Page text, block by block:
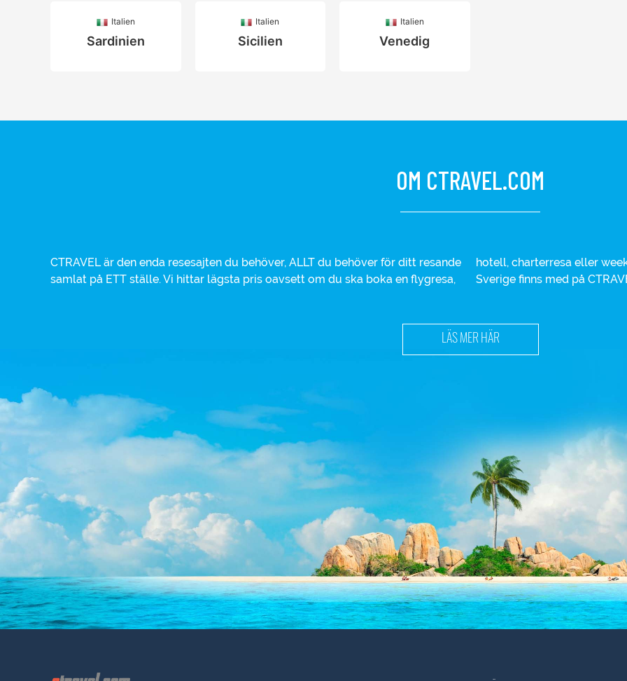
Italien
Sardinien
Italien
Sicilien
Italien
Venedig
OM CTRAVEL.COM
CTRAVEL är den enda resesajten du behöver, ALLT du behöver för ditt resande
samlat på ETT ställe. Vi hittar lägsta pris oavsett om du ska boka en flygresa,
hotell, charterresa eller weekendresa. Alla viktiga varumärken inom resor i
Sverige finns med på
LÄS MER HÄR